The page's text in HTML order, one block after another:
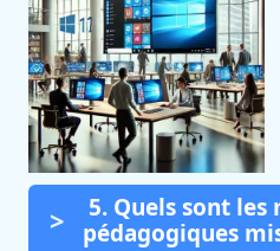
5. Quels sont les
pédagogiques